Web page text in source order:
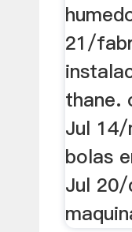
21/
thane.
Jul 14/
bolas
Jul